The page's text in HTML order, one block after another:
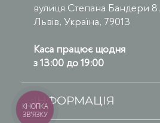
вулиця Степана Бандери 8,
Львів, Україна, 79013
Каса працює щодня
з 13:00 до 19:00
ІНФОРМАЦІЯ
КНОПКА
ЗВ'ЯЗКУ